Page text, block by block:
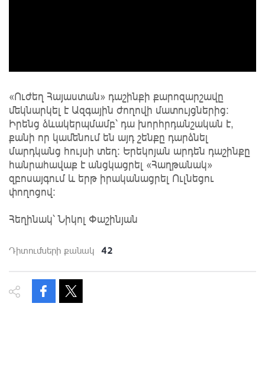
«Ուժեղ Հայաստան» դաշինքի քարոզարշավը
մեկնարկել է Ազգային ժողովի մատույցներից:
Իրենց ձևակերպմամբ՝ դա խորհրդանշական է,
քանի որ կամենում են այդ շենքը դարձնել
մարդկանց հույսի տեղ: Երեկոյան արդեն դաշինքը
հանրահավաք է անցկացրել «Հաղթանակ»
զբոսայգում և երթ իրականացրել Ուլնեցու
փողոցով:
Հեղինակ՝ Նիկոլ Փաշինյան
Դիտումների քանակ 42